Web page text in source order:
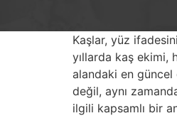
Kaşlar, yüz
yıllarda kaş ekimi,
alandaki en güncel
değil, aynı
ilgili kapsamlı bir